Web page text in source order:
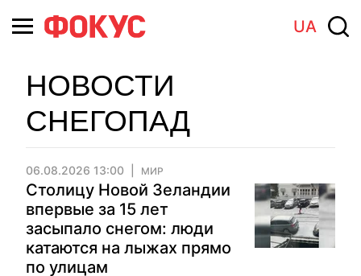
UA
НОВОСТИ
СНЕГОПАД
06.08.2026 13:00 МИР
Столицу Новой Зеландии
впервые за 15 лет
засыпало снегом: люди
катаются на лыжах прямо
по улицам